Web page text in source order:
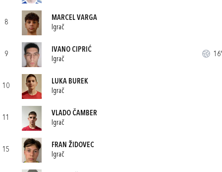
8
MARCEL VARGA
Igrač
9
IVANO CIPRIĆ
Igrač
16'
10
LUKA BUREK
Igrač
11
VLADO ČAMBER
Igrač
15
FRAN ŽIDOVEC
Igrač